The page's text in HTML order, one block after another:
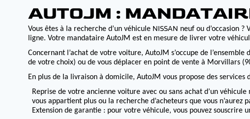
AUTOJM :
Vous êtes à la recherche d’un véhicule NISSAN neuf ou d’occasion
ligne. Votre mandataire AutoJM est en mesure de livrer votre
Concernant l’achat de votre voiture, AutoJM s’occupe de
de votre choix) ou de vous déplacer en point de vente à Morvillars
En plus de la livraison à domicile, AutoJM vous propose des services
Reprise de votre ancienne voiture avec ou sans achat d’un
vous appartient plus ou la recherche d’acheteurs que vous n’aurez
Extension de garantie : pour votre véhicule, vous pouvez souscrire